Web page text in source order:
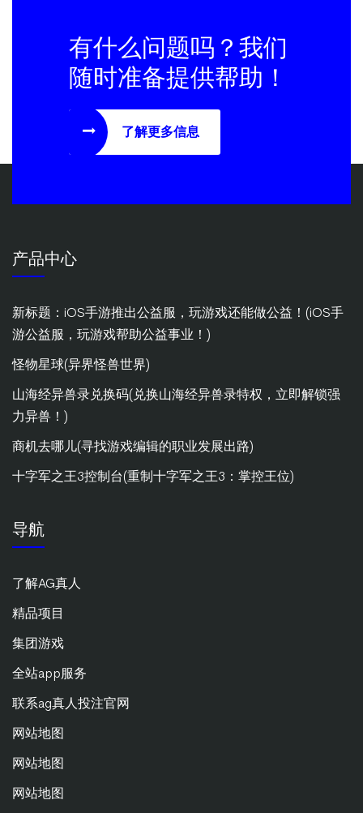
有什么问题吗？我们
随时准备提供帮助！
了解更多信息
产品中心
新标题：iOS手游推出公益服，玩游戏还能做公益！(iOS手
游公益服，玩游戏帮助公益事业！)
怪物星球(异界怪兽世界)
山海经异兽录兑换码(兑换山海经异兽录特权，立即解锁强
力异兽！)
商机去哪儿(寻找游戏编辑的职业发展出路)
十字军之王3控制台(重制十字军之王3：掌控王位)
导航
了解AG真人
精品项目
集团游戏
全站app服务
联系ag真人投注官网
网站地图
网站地图
网站地图